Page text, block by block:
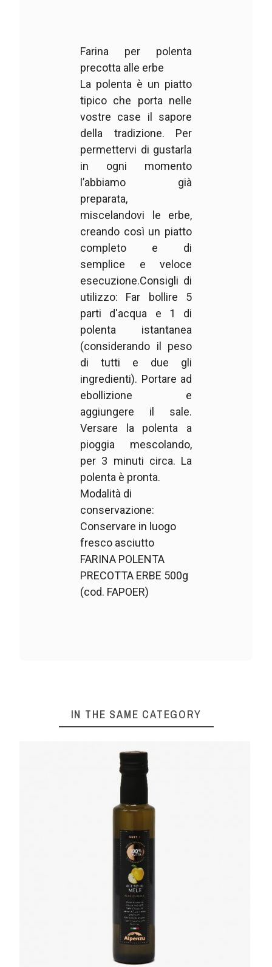
Farina per polenta
precotta alle erbe
La polenta è un piatto
tipico che porta nelle
vostre case il sapore
della tradizione. Per
permettervi di gustarla
in ogni momento
l’abbiamo già
preparata,
miscelandovi le erbe,
creando così un piatto
completo e di
semplice e veloce
esecuzione.Consigli di
utilizzo: Far bollire 5
parti d'acqua e 1 di
polenta istantanea
(considerando il peso
di tutti e due gli
ingredienti). Portare ad
ebollizione e
aggiungere il sale.
Versare la polenta a
pioggia mescolando,
per 3 minuti circa. La
polenta è pronta.
Modalità di
conservazione:
Conservare in luogo
fresco asciutto
FARINA POLENTA
PRECOTTA ERBE 500g
(cod. FAPOER)
IN THE SAME CATEGORY